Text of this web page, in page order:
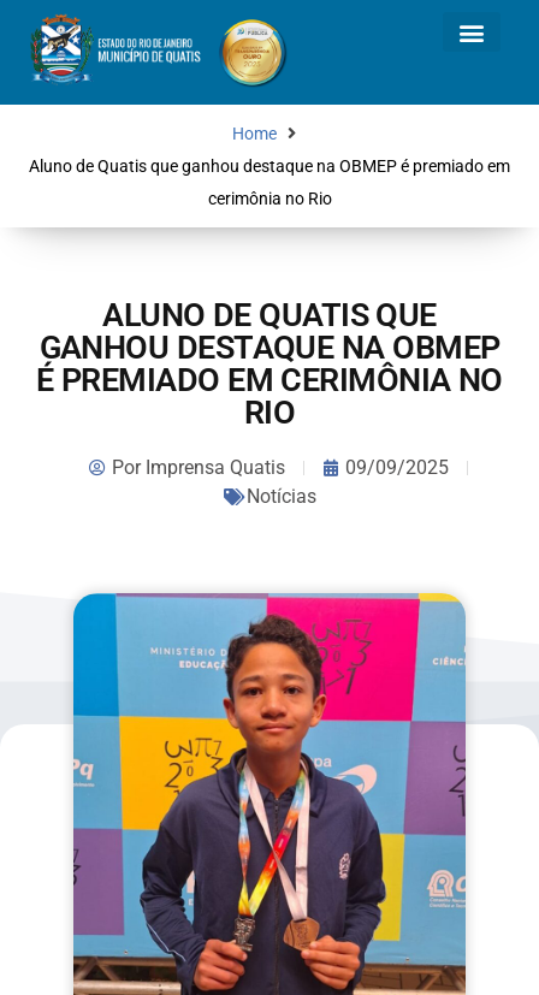
Home
Aluno de Quatis que ganhou destaque na OBMEP é premiado em
cerimônia no Rio
ALUNO DE QUATIS QUE
GANHOU DESTAQUE NA OBMEP
É PREMIADO EM CERIMÔNIA NO
RIO
PorImprensa Quatis
09/09/2025
Notícias